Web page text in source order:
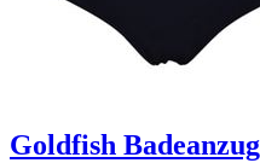
Goldfish